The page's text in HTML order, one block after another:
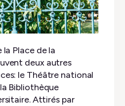
la Place de la
deux autres
le Théâtre national
Bibliothèque
Attirés par